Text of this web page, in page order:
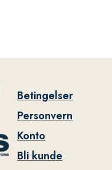
Betingelser
Personvern
Konto
Bli kunde